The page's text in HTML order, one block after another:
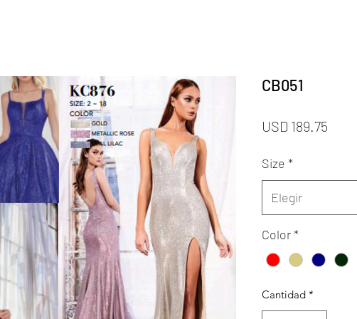
CB051
USD 189.75
Size *
Elegir
Color*
Cantidad *